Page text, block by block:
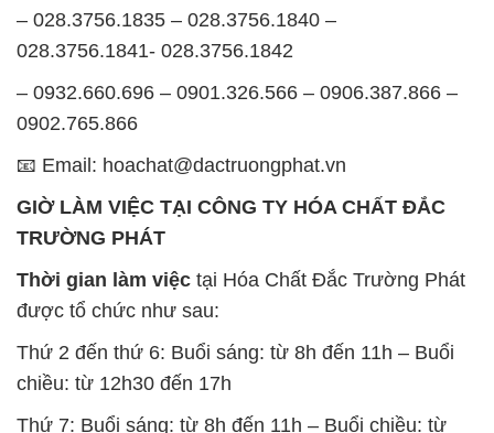
– 028.3756.1835 – 028.3756.1840 –
028.3756.1841- 028.3756.1842
– 0932.660.696 – 0901.326.566 – 0906.387.866 –
0902.765.866
📧 Email: hoachat@dactruongphat.vn
GIỜ LÀM VIỆC TẠI CÔNG TY HÓA CHẤT ĐẮC
TRƯỜNG PHÁT
Thời gian làm việc tại Hóa Chất Đắc Trường Phát
được tổ chức như sau:
Thứ 2 đến thứ 6: Buổi sáng: từ 8h đến 11h – Buổi
chiều: từ 12h30 đến 17h
Thứ 7: Buổi sáng: từ 8h đến 11h – Buổi chiều: từ